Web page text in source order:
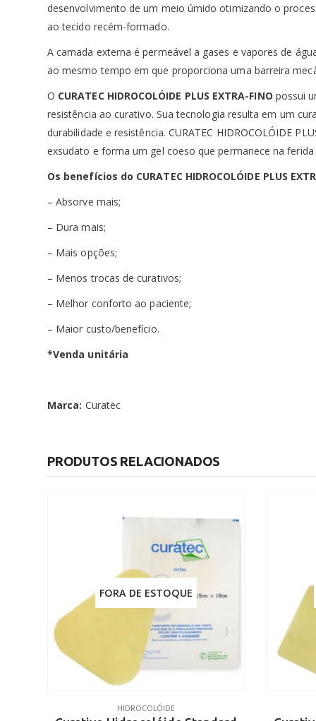
desenvolvimento de um meio úmido otimizando o
ao tecido recém-formado.
A camada externa é permeável a gases e vapores de
ao mesmo tempo em que proporciona uma barreira
O CURATEC HIDROCOLÓIDE PLUS EXTRA-FINO possui
resistência ao curativo. Sua tecnologia resulta em um
durabilidade e resistência. CURATEC HIDROCOLÓIDE
exsudato e forma um gel coeso que permanece na
Os benefícios do CURATEC HIDROCOLÓIDE PLUS
– Absorve mais;
– Dura mais;
– Mais opções;
– Menos trocas de curativos;
– Melhor conforto ao paciente;
– Maior custo/benefício.
*Venda unitária
Marca: Curatec
PRODUTOS RELACIONADOS
FORA DE ESTOQUE
HIDROCOLÓIDE